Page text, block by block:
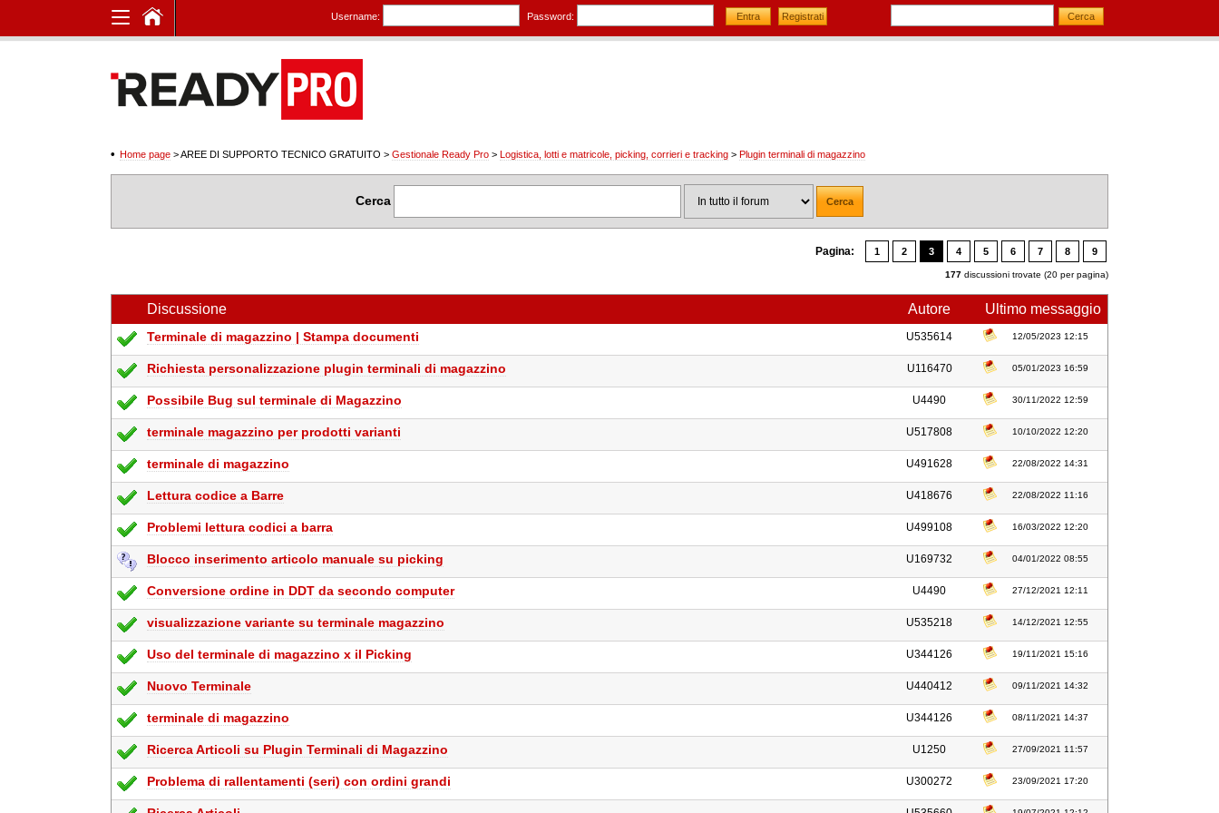
Username: Password:
Home page > AREE DI SUPPORTO TECNICO GRATUITO > Gestionale Ready Pro > Logistica, lotti e matricole, picking, corrieri e tracking > Plugin terminali di magazzino
Cerca
Pagina: 1 2 3 4 5 6 7 8 9
177 discussioni trovate (20 per pagina)
Discussione Autore Ultimo messaggio
Terminale di magazzino | Stampa documenti U535614 12/05/2023 12:15
Richiesta personalizzazione plugin terminali di magazzino U116470 05/01/2023 16:59
Possibile Bug sul terminale di Magazzino U4490 30/11/2022 12:59
terminale magazzino per prodotti varianti U517808 10/10/2022 12:20
terminale di magazzino U491628 22/08/2022 14:31
Lettura codice a Barre U418676 22/08/2022 11:16
Problemi lettura codici a barra U499108 16/03/2022 12:20
Blocco inserimento articolo manuale su picking U169732 04/01/2022 08:55
Conversione ordine in DDT da secondo computer U4490 27/12/2021 12:11
visualizzazione variante su terminale magazzino U535218 14/12/2021 12:55
Uso del terminale di magazzino x il Picking U344126 19/11/2021 15:16
Nuovo Terminale U440412 09/11/2021 14:32
terminale di magazzino U344126 08/11/2021 14:37
Ricerca Articoli su Plugin Terminali di Magazzino U1250 27/09/2021 11:57
Problema di rallentamenti (seri) con ordini grandi U300272 23/09/2021 17:20